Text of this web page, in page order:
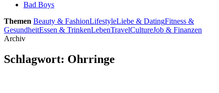
Bad Boys
Themen Beauty & FashionLifestyleLiebe & DatingFitness &
GesundheitEssen & TrinkenLebenTravelCultureJob & Finanzen
Archiv
Schlagwort: Ohrringe